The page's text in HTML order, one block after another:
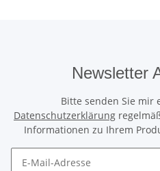
Newsletter
Bitte senden Sie mir
Datenschutzerklärung
Informationen zu Ihrem